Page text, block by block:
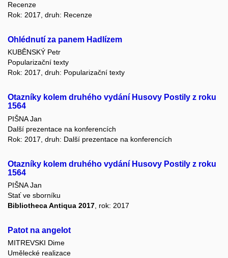
Recenze
Rok: 2017, druh: Recenze
Ohlédnutí za panem Hadlízem
KUBĚNSKÝ Petr
Popularizační texty
Rok: 2017, druh: Popularizační texty
Otazníky kolem druhého vydání Husovy Postily z roku
1564
PIŠNA Jan
Další prezentace na konferencích
Rok: 2017, druh: Další prezentace na konferencích
Otazníky kolem druhého vydání Husovy Postily z roku
1564
PIŠNA Jan
Stať ve sborníku
Bibliotheca Antiqua 2017 , rok: 2017
Patot na angelot
MITREVSKI Dime
Umělecké realizace